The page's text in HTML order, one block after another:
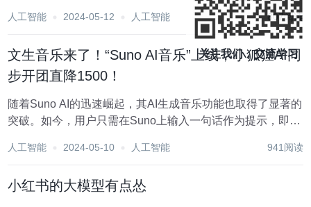
年多以来，使用TikTok的AI创作工具制作的内容已经包含了
AI标签，未来TikTok 还将标记通过其他平台制作的AI内容。
人工智能 2024-05-12 人工智能 807阅读
文生音乐来了！“Suno AI音乐”上线，小狐狸AI同
步开团直降1500！
随着Suno AI的迅速崛起，其AI生成音乐功能也取得了显著的
突破。如今，用户只需在Suno上输入一句话作为提示，即可
曲。这一创新极大地降低了音乐创作的门槛，让普通人也能
人工智能 2024-05-10 人工智能 941阅读
小红书的大模型有点怂
关注我们，交流学习